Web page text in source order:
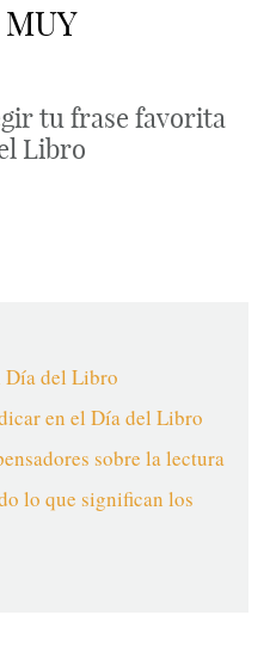
tu frase favorita
Libro
Día del Libro
en el Día del Libro
sobre la lectura
lo que significan los